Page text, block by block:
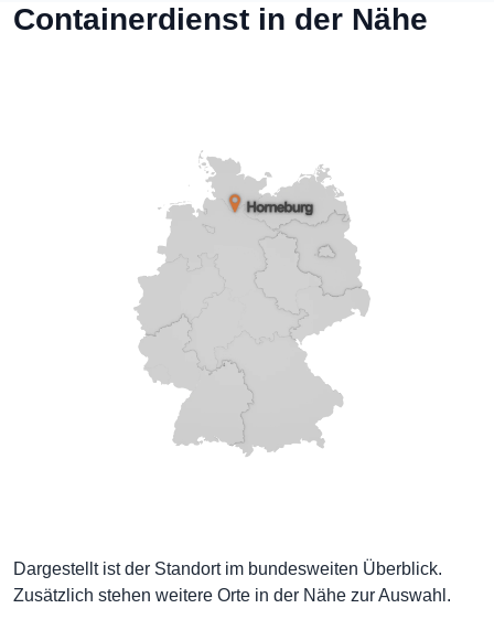
Containerdienst in der Nähe
Dargestellt ist der Standort im bundesweiten Überblick.
Zusätzlich stehen weitere Orte in der Nähe zur Auswahl.